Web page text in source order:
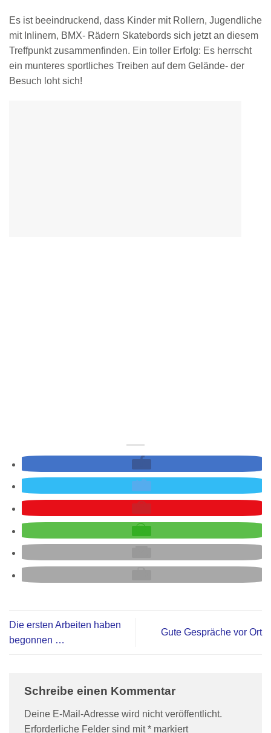
Es ist beeindruckend, dass Kinder mit Rollern, Jugendliche
mit Inlinern, BMX- Rädern Skatebords sich jetzt an diesem
Treffpunkt zusammenfinden. Ein toller Erfolg: Es herrscht
ein munteres sportliches Treiben auf dem Gelände- der
Besuch loht sich!
Die ersten Arbeiten haben
begonnen …
Gute Gespräche vor Ort
Schreibe einen Kommentar
Deine E-Mail-Adresse wird nicht veröffentlicht.
Erforderliche Felder sind mit* markiert